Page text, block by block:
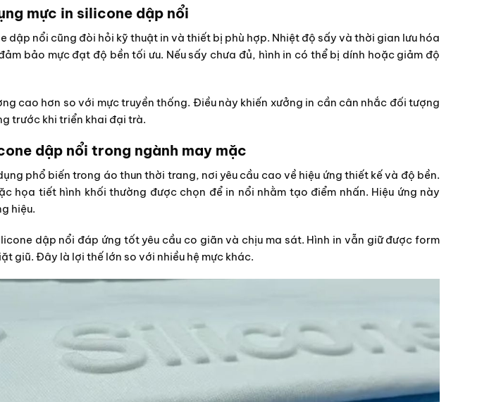
mực in silicone dập nổi
dập nổi cũng đòi hỏi kỹ thuật in và thiết bị phù hợp. Nhiệt độ sấy và thời gian lưu hóa
bảo mực đạt độ bền tối ưu. Nếu sấy chưa đủ, hình in có thể bị dính hoặc giảm độ
cao hơn so với mực truyền thống. Điều này khiến xưởng in cần cân nhắc đối tượng
trước khi triển khai đại trà.
dập nổi trong ngành may mặc
phổ biến trong áo thun thời trang, nơi yêu cầu cao về hiệu ứng thiết kế và độ bền.
họa tiết hình khối thường được chọn để in nổi nhằm tạo điểm nhấn. Hiệu ứng này
hiệu.
dập nổi đáp ứng tốt yêu cầu co giãn và chịu ma sát. Hình in vẫn giữ được form
giũ. Đây là lợi thế lớn so với nhiều hệ mực khác.